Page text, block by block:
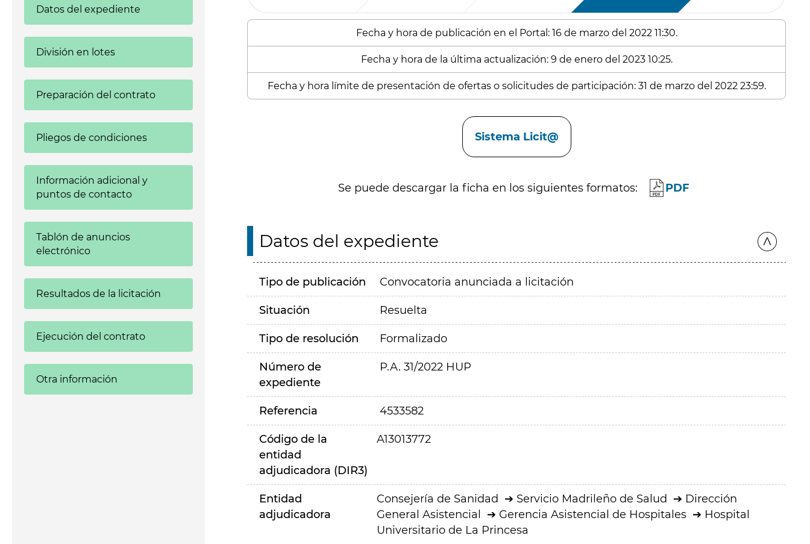
Datos del expediente
División en lotes
Preparación del contrato
Pliegos de condiciones
Información adicional y
puntos de contacto
Tablón de anuncios
electrónico
Resultados de la licitación
Ejecución del contrato
Otra información
Fecha y hora de publicación en el Portal: 16 de marzo del 2022 11:30.
Fecha y hora de la última actualización: 9 de enero del 2023 10:25.
Fecha y hora límite de presentación de ofertas o solicitudes de participación: 31 de marzo del 2022 23:59.
Sistema Licit@
Se puede descargar la ficha en los siguientes formatos: PDF
Datos del expediente
Tipo de publicación Convocatoria anunciada a licitación
Situación Resuelta
Tipo de resolución Formalizado
Número de
expediente
P.A. 31/2022 HUP
Referencia 4533582
Código de la
entidad
adjudicadora (DIR3)
A13013772
Entidad
adjudicadora
Consejería de Sanidad Servicio Madrileño de Salud
Dirección
General Asistencial
Gerencia Asistencial de Hospitales
Hospital
Universitario de La Princesa